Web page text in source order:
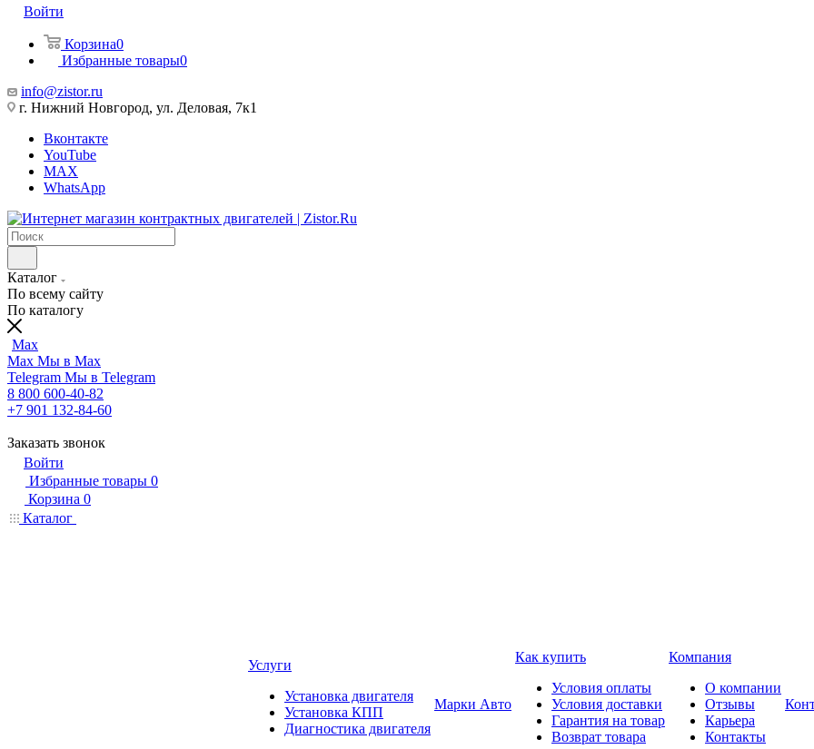
Войти
Корзина0
Избранные товары0
info@zistor.ru
г. Нижний Новгород, ул. Деловая, 7к1
Вконтакте
YouTube
MAX
WhatsApp
Каталог
По всему сайту
По каталогу
Max
Max Мы в Max
Telegram Мы в Telegram
8 800 600-40-82
+7 901 132-84-60
Заказать звонок
Войти
Избранные товары 0
Корзина 0
Каталог
Услуги
Установка двигателя
Установка КПП
Диагностика двигателя
Марки Авто
Как купить
Условия оплаты
Условия доставки
Гарантия на товар
Возврат товара
Компания
О компании
Отзывы
Карьера
Контакты